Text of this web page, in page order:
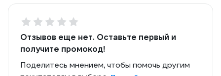
Отзывов еще нет. Оставьте первый и
получите промокод!
Поделитесь мнением, чтобы помочь другим